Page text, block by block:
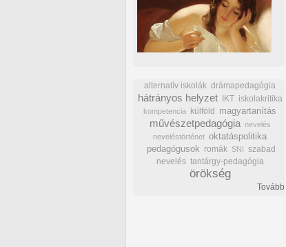
alternatív iskolák drámapedagógia
hátrányos helyzet IKT iskolakritika
kompetencia külföld magyartanítás
művészetpedagógia
nevelés
neveléstörténet oktatáspolitika
pedagógusok romák SNI szabad
nevelés tantárgy-pedagógia
örökség
Tovább